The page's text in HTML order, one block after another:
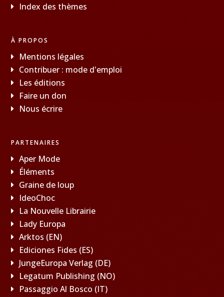
Index des thèmes
À PROPOS
Mentions légales
Contribuer : mode d'emploi
Les éditions
Faire un don
Nous écrire
PARTENAIRES
Aper Mode
Éléments
Graine de loup
IdeoChoc
La Nouvelle Librairie
Lady Europa
Arktos (EN)
Ediciones Fides (ES)
JungeEuropa Verlag (DE)
Legatum Publishing (NO)
Passaggio Al Bosco (IT)